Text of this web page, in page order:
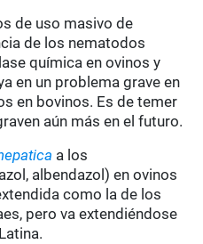
de uso masivo de
de los nematodos
química en ovinos y
en un problema grave en
en bovinos. Es de temer
aún más en el futuro.
a los
albendazol) en ovinos
como la de los
pero va extendiéndose